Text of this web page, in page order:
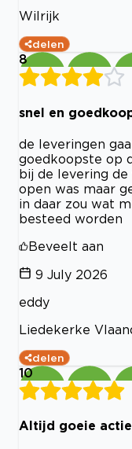
Wilrijk
delen
8
snel en
de leveringen
goedkoopste op
bij de levering
open was maar
in daar zou wat
besteed worden
Beveelt aan
9 July 2026
eddy
Liedekerke
delen
10
Altijd goeie